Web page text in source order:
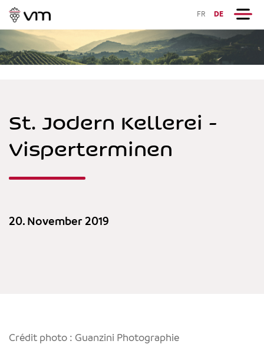
FR DE
St. Jodern Kellerei -
Visperterminen
20. November 2019
Crédit photo : Guanzini Photographie